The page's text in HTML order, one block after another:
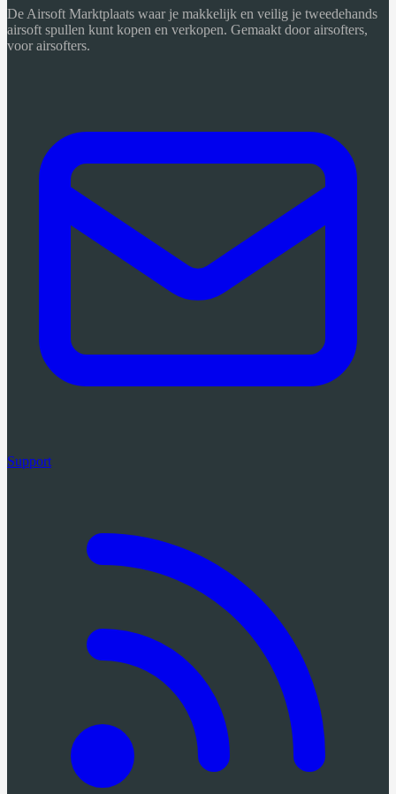
De Airsoft Marktplaats waar je makkelijk en veilig je tweedehands
airsoft spullen kunt kopen en verkopen. Gemaakt door airsofters,
voor airsofters.
Support